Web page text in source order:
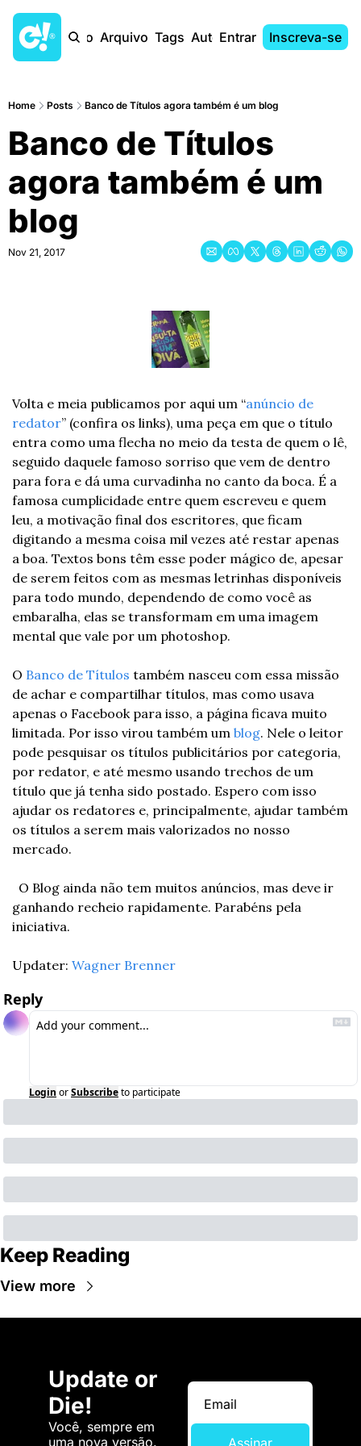
Início Arquivo Tags AutoresEntrar Inscreva-se
Home Posts Banco de Títulos agora também é um blog
Banco de Títulos
agora também é um
blog
Nov 21, 2017
Volta e meia publicamos por aqui um “anúncio de
redator” (confira os links), uma peça em que o título
entra como uma flecha no meio da testa de quem o lê,
seguido daquele famoso sorriso que vem de dentro
para fora e dá uma curvadinha no canto da boca. É a
famosa cumplicidade entre quem escreveu e quem
leu, a motivação final dos escritores, que ficam
digitando a mesma coisa mil vezes até restar apenas
a boa. Textos bons têm esse poder mágico de, apesar
de serem feitos com as mesmas letrinhas disponíveis
para todo mundo, dependendo de como você as
embaralha, elas se transformam em uma imagem
mental que vale por um photoshop.
O Banco de Títulos também nasceu com essa missão
de achar e compartilhar títulos, mas como usava
apenas o Facebook para isso, a página ficava muito
limitada. Por isso virou também um blog. Nele o leitor
pode pesquisar os títulos publicitários por categoria,
por redator, e até mesmo usando trechos de um
título que já tenha sido postado. Espero com isso
ajudar os redatores e, principalmente, ajudar também
os títulos a serem mais valorizados no nosso
mercado.
O Blog ainda não tem muitos anúncios, mas deve ir
ganhando recheio rapidamente. Parabéns pela
iniciativa.
Updater: Wagner Brenner
Reply
Login orSubscribeto participate
Keep Reading
View more
Update or
Die!
Você, sempre em
uma nova versão.